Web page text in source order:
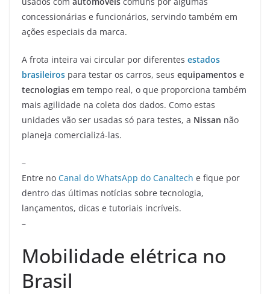
concessionárias e funcionários, servindo também em
ações especiais da marca.
A frota inteira vai circular por diferentes estados
brasileiros para testar os carros, seus equipamentos e
tecnologias em tempo real, o que proporciona também
mais agilidade na coleta dos dados. Como estas
unidades vão ser usadas só para testes, a Nissan não
planeja comercializá-las.
–
Entre no Canal do WhatsApp do Canaltech e fique por
dentro das últimas notícias sobre tecnologia,
lançamentos, dicas e tutoriais incríveis.
–
Mobilidade elétrica no
Brasil